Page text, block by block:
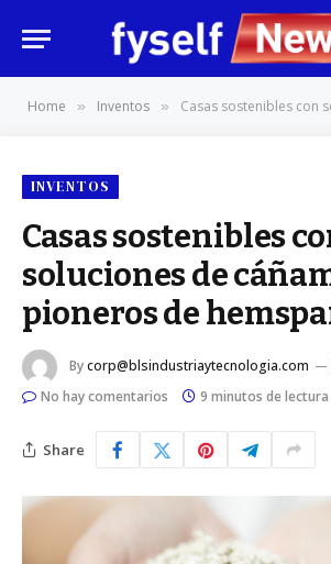
Home » Inventos » Casas sostenibles con soluciones de
INVENTOS
Casas sostenibles
soluciones de
pioneros de
Bycorp@blsindustriaytecnologia.com
No hay comentarios
9 minutos de lectura
Share